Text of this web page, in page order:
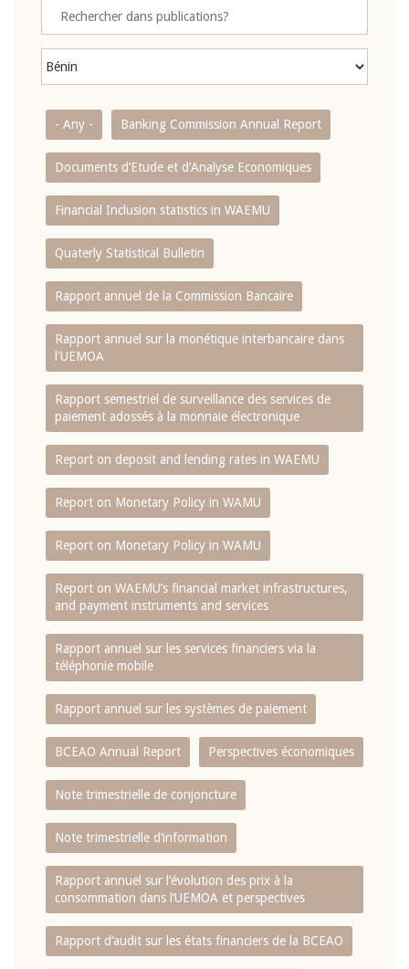
- Any - Banking Commission Annual Report
Documents d’Etude et d’Analyse Economiques
Financial Inclusion statistics in WAEMU
Quaterly Statistical Bulletin
Rapport annuel de la Commission Bancaire
Rapport annuel sur la monétique interbancaire dans
l'UEMOA
Rapport semestriel de surveillance des services de
paiement adossés à la monnaie électronique
Report on deposit and lending rates in WAEMU
Report on Monetary Policy in WAMU
Report on Monetary Policy in WAMU
Report on WAEMU’s financial market infrastructures,
and payment instruments and services
Rapport annuel sur les services financiers via la
téléphonie mobile
Rapport annuel sur les systèmes de paiement
BCEAO Annual Report Perspectives économiques
Note trimestrielle de conjoncture
Note trimestrielle d‘information
Rapport annuel sur l‘évolution des prix à la
consommation dans l‘UEMOA et perspectives
Rapport d‘audit sur les états financiers de la BCEAO